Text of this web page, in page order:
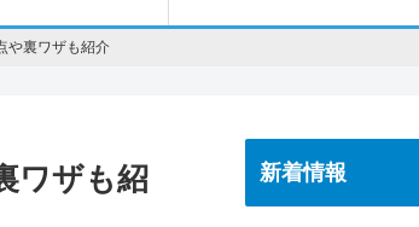
や裏ワザも紹介
ワザも紹
新着情報